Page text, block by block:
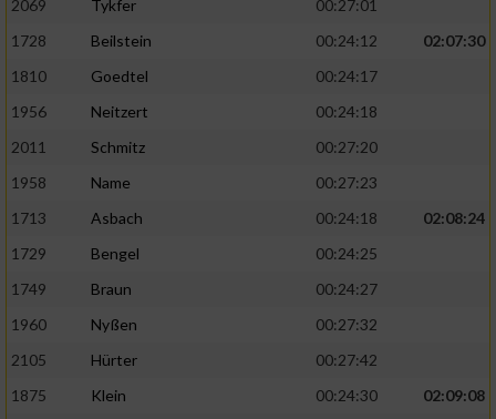
2069 Tykfer
00:27:01
1728
Beilstein 00:24:12
02:07:30
1810
Goedtel
00:24:17
1956
Neitzert
00:24:18
2011
Schmitz
00:27:20
1958
Name
00:27:23
1713
Asbach 00:24:18
02:08:24
1729
Bengel
00:24:25
1749
Braun
00:24:27
1960
Nyßen
00:27:32
2105
Hürter
00:27:42
1875
Klein 00:24:30
02:09:08